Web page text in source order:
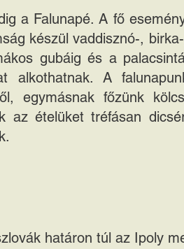
a Falunapé. A fő
készül vaddisznó-,
gubáig és a
alkothatnak. A
egymásnak főzünk
az ételüket tréfásan
határon túl az Ipoly